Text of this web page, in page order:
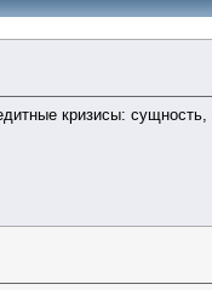
кризисы: